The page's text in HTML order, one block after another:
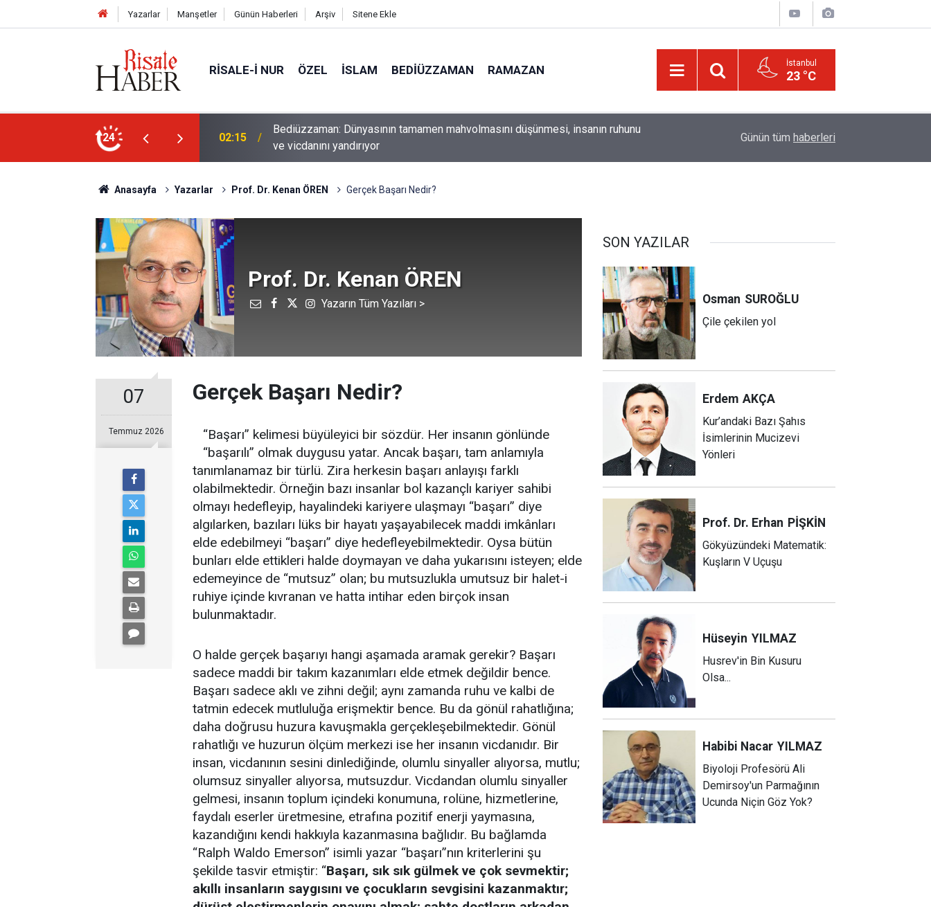
Yazarlar Manşetler Günün Haberleri Arşiv Sitene Ekle
RISALE-I NUR ÖZEL İSLAM BEDIÜZZAMAN RAMAZAN İstanbul
23 °C
24
mahvolmasını düşünmesi, insanın ruhunu
01:45 Paçalarını yerde sürünmeyecek şekilde yukarıda tut Güldüren de O’dur, ağlatan da O’dur, öldüren de
Günün tüm haberleri
Anasayfa Yazarlar Prof. Dr. Kenan ÖREN Gerçek Başarı Nedir?
Prof. Dr. Kenan ÖREN
Yazarın Tüm Yazıları >
07
Temmuz 2026
Gerçek Başarı Nedir?
“Başarı” kelimesi büyüleyici bir sözdür. Her insanın gönlünde
“başarılı” olmak duygusu yatar. Ancak başarı, tam anlamıyla
tanımlanamaz bir türlü. Zira herkesin başarı anlayışı farklı
olabilmektedir. Örneğin bazı insanlar bol kazançlı kariyer sahibi
olmayı hedefleyip, hayalindeki kariyere ulaşmayı “başarı” diye
algılarken, bazıları lüks bir hayatı yaşayabilecek maddi imkânları
elde edebilmeyi “başarı” diye hedefleyebilmektedir. Oysa bütün
bunları elde ettikleri halde doymayan ve daha yukarısını isteyen; elde
edemeyince de “mutsuz” olan; bu mutsuzlukla umutsuz bir halet-i
ruhiye içinde kıvranan ve hatta intihar eden birçok insan
bulunmaktadır.
O halde gerçek başarıyı hangi aşamada aramak gerekir? Başarı
sadece maddi bir takım kazanımları elde etmek değildir bence.
Başarı sadece aklı ve zihni değil; aynı zamanda ruhu ve kalbi de
tatmin edecek mutluluğa erişmektir bence. Bu da gönül rahatlığına;
daha doğrusu huzura kavuşmakla gerçekleşebilmektedir. Gönül
rahatlığı ve huzurun ölçüm merkezi ise her insanın vicdanıdır. Bir
insan, vicdanının sesini dinlediğinde, olumlu sinyaller alıyorsa, mutlu;
olumsuz sinyaller alıyorsa, mutsuzdur. Vicdandan olumlu sinyaller
gelmesi, insanın toplum içindeki konumuna, rolüne, hizmetlerine,
faydalı eserler üretmesine, etrafına pozitif enerji yaymasına,
kazandığını kendi hakkıyla kazanmasına bağlıdır. Bu bağlamda
“Ralph Waldo Emerson” isimli yazar “başarı”nın kriterlerini şu
şekilde tasvir etmiştir: “Başarı, sık sık gülmek ve çok sevmektir;
akıllı insanların saygısını ve çocukların sevgisini kazanmaktır;
SON YAZILAR
Osman SUROĞLU
Çile çekilen yol
Erdem AKÇA
Kur’andaki Bazı Şahıs
İsimlerinin Mucizevi
Yönleri
Prof. Dr. Erhan PİŞKİN
Gökyüzündeki Matematik:
Kuşların V Uçuşu
Hüseyin YILMAZ
Husrev'in Bin Kusuru
Olsa...
Habibi Nacar YILMAZ
Biyoloji Profesörü Ali
Demirsoy'un Parmağının
Ucunda Niçin Göz Yok?